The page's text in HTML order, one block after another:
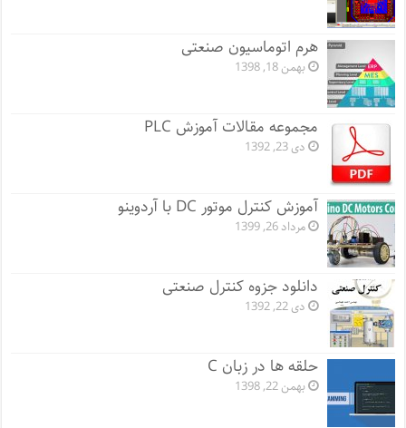
هرم اتوماسیون صنعتی
بهمن 18, 1398
مجموعه مقالات آموزش PLC
دی 23, 1392
آموزش کنترل موتور DC با آردوینو
مرداد 26, 1399
دانلود جزوه کنترل صنعتی
دی 22, 1392
حلقه ها در زبان C
بهمن 22, 1398